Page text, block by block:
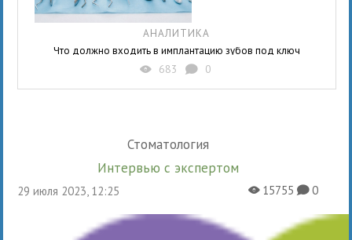
АНАЛИТИКА
Что должно входить в имплантацию зубов под ключ
X 683 K 0
Стоматология
Интервью с экспертом
29 июля 2023, 12:25 X15755K0